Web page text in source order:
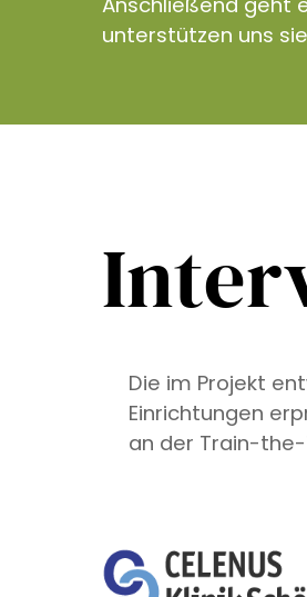
unterstützen uns
Die im Projekt
Einrichtungen
an der Train-